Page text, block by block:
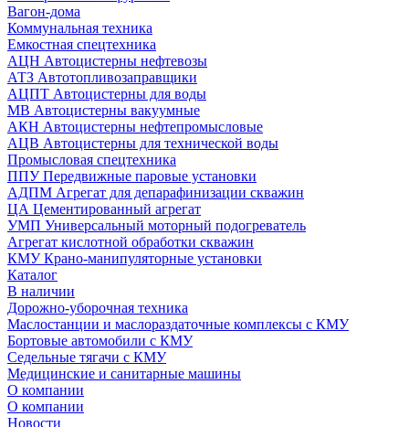
Вагон-дома
Коммунальная техника
Емкостная спецтехника
АЦН Автоцистерны нефтевозы
АТЗ Автотопливозаправщики
АЦПТ Автоцистерны для воды
МВ Автоцистерны вакуумные
АКН Автоцистерны нефтепромысловые
АЦВ Автоцистерны для технической воды
Промысловая спецтехника
ППУ Передвижные паровые установки
АДПМ Агрегат для депарафинизации скважин
ЦА Цементированный агрегат
УМП Универсальный моторный подогреватель
Агрегат кислотной обработки скважин
КМУ Крано-манипуляторные установки
Каталог
В наличии
Дорожно-уборочная техника
Маслостанции и маслораздаточные комплексы с КМУ
Бортовые автомобили с КМУ
Седельные тягачи с КМУ
Медицинские и санитарные машины
О компании
О компании
Новости